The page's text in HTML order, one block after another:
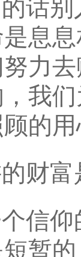
话
息
力
我
的
财
信
暂